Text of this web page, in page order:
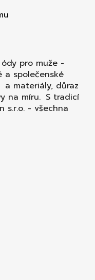
pro muže -
a společenské
a materiály, důraz
na míru. S tradicí
s.r.o. - všechna